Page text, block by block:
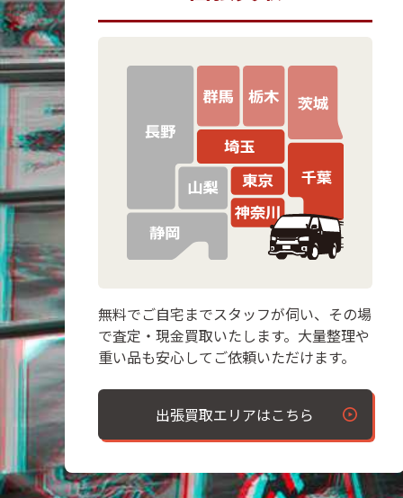
無料でご自宅までスタッフが伺い、その場
で査定・現金買取いたします。大量整理や
重い品も安心してご依頼いただけます。
出張買取エリアはこちら